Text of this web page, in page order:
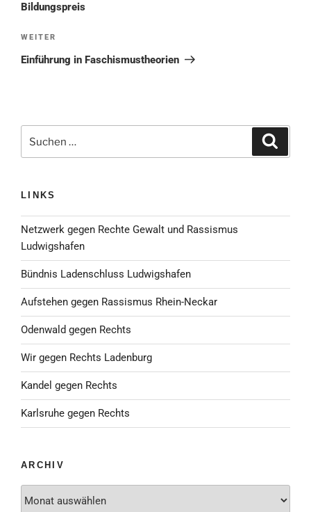
Bildungspreis
Nächster
Beitrag
WEITER
Einführung in Faschismustheorien
nach:
LINKS
Netzwerk gegen Rechte Gewalt und Rassismus
Ludwigshafen
Bündnis Ladenschluss Ludwigshafen
Aufstehen gegen Rassismus Rhein-Neckar
Odenwald gegen Rechts
Wir gegen Rechts Ladenburg
Kandel gegen Rechts
Karlsruhe gegen Rechts
ARCHIV